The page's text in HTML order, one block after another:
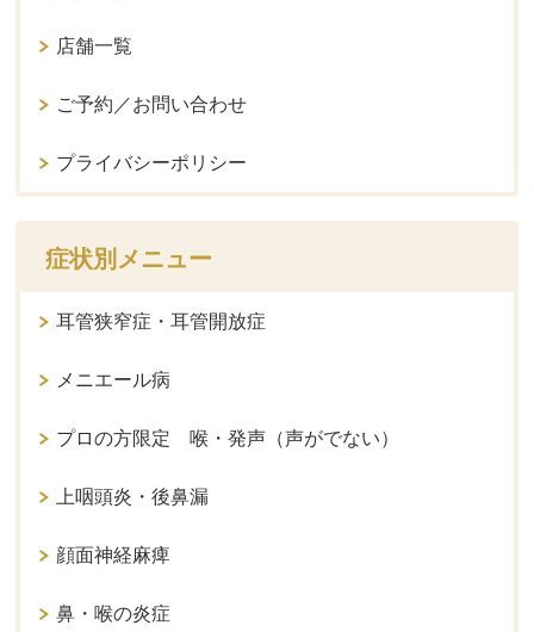
店舗一覧
ご予約／お問い合わせ
プライバシーポリシー
症状別メニュー
耳管狭窄症・耳管開放症
メニエール病
プロの方限定 喉・発声（声がでない）
上咽頭炎・後鼻漏
顔面神経麻痺
鼻・喉の炎症